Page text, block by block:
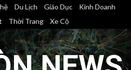
Du Lịch Giáo Dục
Kinh Doanh
Thời Trang Xe Cộ